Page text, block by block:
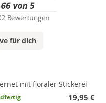
für dich
mit floraler Stickerei
19,95 €